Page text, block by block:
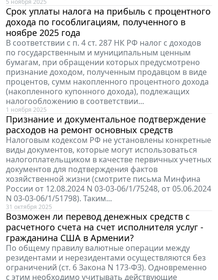
5 ноября 2025
Срок уплаты налога на прибыль с процентного
дохода по гособлигациям, полученного в
ноябре 2025 года
В соответствии с п. 4 ст. 287 НК РФ налог с доходов
по государственным и муниципальным ценным
бумагам, при обращении которых предусмотрено
признание доходом, полученным продавцом в виде
процентов, сумм накопленного процентного дохода
(накопленного купонного дохода), подлежащих
налогообложению в соответствии...
1 ноября 2025
Признание и документальное подтверждение
расходов на ремонт основных средств
Налоговым кодексом РФ не установлены конкретные
виды документов, которые могут использоваться
налогоплательщиком в качестве первичных учетных
документов для подтверждения фактов
хозяйственной жизни (смотрите письма Минфина
России от 12.08.2024 N 03-03-06/1/75248, от 05.06.2024
N 03-03-06/1/51798). Таким...
31 октября 2025
Возможен ли перевод денежных средств с
расчетного счета на счет исполнителя услуг -
гражданина США в Армении?
По общему правилу валютные операции между
резидентами и нерезидентами осуществляются без
ограничений (ст. 6 Закона N 173-ФЗ). Одновременно
с этим необходимо учитывать действующие